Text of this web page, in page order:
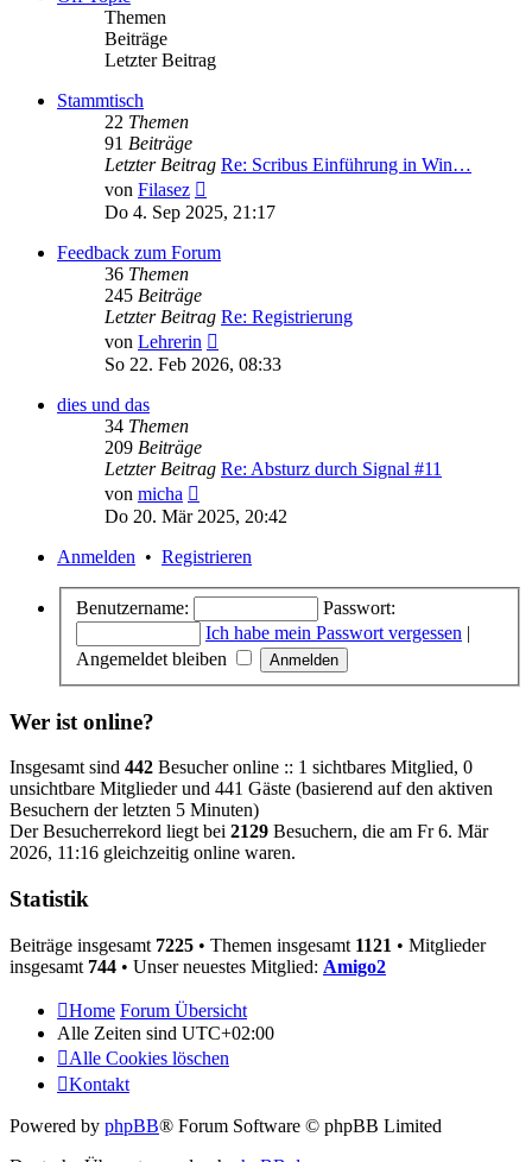
Themen
Beiträge
Letzter Beitrag
Stammtisch
22 Themen
91 Beiträge
Letzter Beitrag Re: Scribus Einführung in Win…
von Filasez
Beitrag
Do 4. Sep 2025, 21:17
Feedback zum Forum
36 Themen
245 Beiträge
Letzter Beitrag Re: Registrierung
von Lehrerin
Beitrag
So 22. Feb 2026, 08:33
dies und das
34 Themen
209 Beiträge
Letzter Beitrag Re: Absturz durch Signal #11
von micha
Beitrag
Do 20. Mär 2025, 20:42
Anmelden • Registrieren
Benutzername:
Passwort:
Ich habe mein Passwort vergessen |
Angemeldet bleiben
Wer ist online?
Insgesamt sind 442 Besucher online :: 1 sichtbares Mitglied, 0
unsichtbare Mitglieder und 441 Gäste (basierend auf den aktiven
Besuchern der letzten 5 Minuten)
Der Besucherrekord liegt bei 2129 Besuchern, die am Fr 6. Mär
2026, 11:16 gleichzeitig online waren.
Statistik
Beiträge insgesamt 7225 • Themen insgesamt 1121 • Mitglieder
insgesamt 744 • Unser neuestes Mitglied: Amigo2
Home Forum Übersicht
Alle Zeiten sind UTC+02:00
Alle Cookies löschen
Kontakt
Powered by phpBB® Forum Software © phpBB Limited